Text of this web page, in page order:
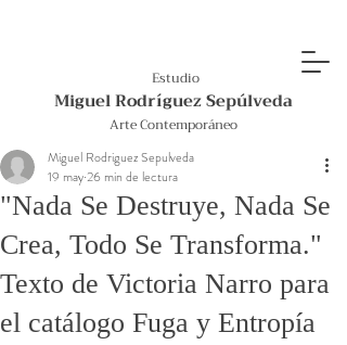
Estudio
Miguel Rodríguez Sepúlveda
Arte Contemporáneo
"Nada Se Destruye, Nada Se
Crea, Todo Se Transforma."
Texto de Victoria Narro para
el catálogo Fuga y Entropía
Miguel Rodriguez Sepulveda
19 may26 min de lectura